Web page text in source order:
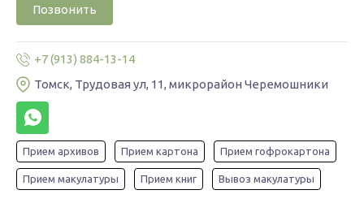
Позвонить
+7 (913) 884-13-14
Томск, Трудовая ул, 11, микрорайон Черемошники
Прием архивов Прием картона Прием гофрокартона
Прием макулатуры Прием книг Вывоз макулатуры